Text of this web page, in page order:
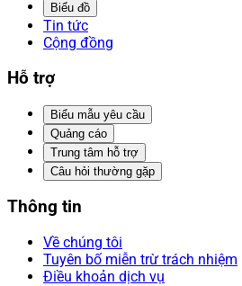
Biểu đồ
Tin tức
Cộng đồng
Hỗ trợ
Biểu mẫu yêu cầu
Quảng cáo
Trung tâm hỗ trợ
Câu hỏi thường gặp
Thông tin
Về chúng tôi
Tuyên bố miễn trừ trách nhiệm
Điều khoản dịch vụ